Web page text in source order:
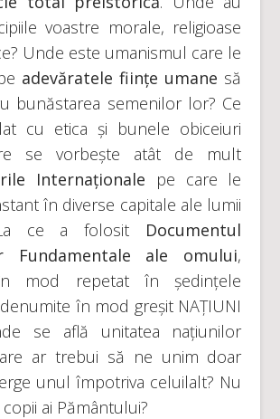
voastre morale, religioase
Unde este umanismul care le
adevăratele ființe umane să
bunăstarea semenilor lor? Ce
cu etica și bunele obiceiuri
se vorbește atât de mult
Internaționale pe care le
în diverse capitale ale lumii
ce a folosit Documentul
Fundamentale ale omului,
mod repetat în ședințele
în mod greșit NAȚIUNI
se află unitatea națiunilor
ar trebui să ne unim doar
unul împotriva celuilalt? Nu
ai Pământului?